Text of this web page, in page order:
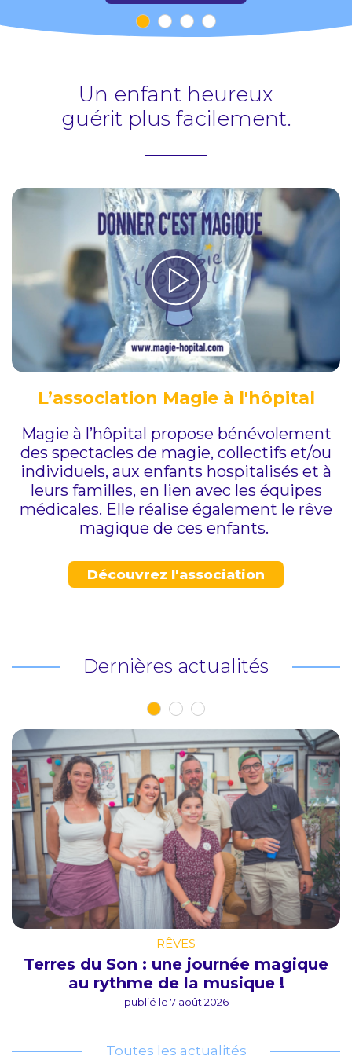
Faire scintiller des étoilesdans
le regard des petits et des
grands !
> NOS ACTIONS DE MAGIE
Un enfant heureux
guérit plus facilement.
L’association Magie à l'hôpital
Magie à l’hôpital propose bénévolement
des spectacles de magie, collectifs et/ou
individuels, aux enfants hospitalisés et à
leurs familles, en lien avec les équipes
médicales. Elle réalise également le rêve
magique de ces enfants.
Découvrez l'association
Dernières actualités
— RÊVES —
Terres du Son : une journée magique
au rythme de la musique !
publié le 7 août 2026
Toutes les actualités